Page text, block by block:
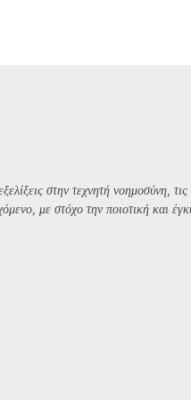
στην τεχνητή νοημοσύνη, τις
με στόχο την ποιοτική και